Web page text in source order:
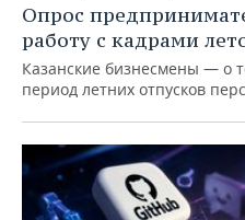
Опрос
работу с кадрами
Казанские бизнесмены — о
период летних отпусков